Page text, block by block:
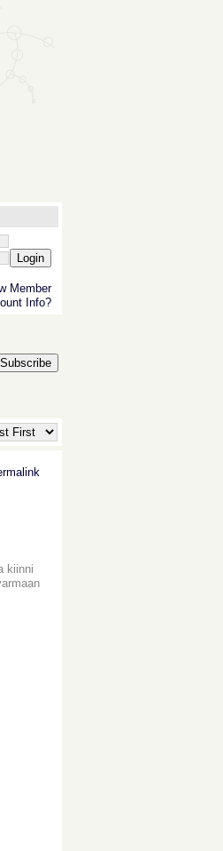
Login
Member
Info?
Subscribe
kiinni